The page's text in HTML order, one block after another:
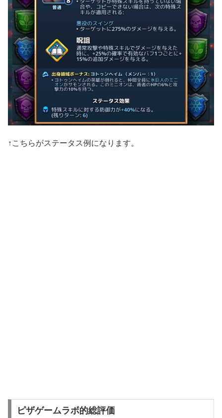
↑こちらがステータス例になります。
ピザゲームラボ的総評価